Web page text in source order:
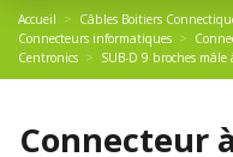
Accueil Câbles Boitiers
Connecteurs informatiques
Centronics
SUB-D 9 broches mâle
Connecteur